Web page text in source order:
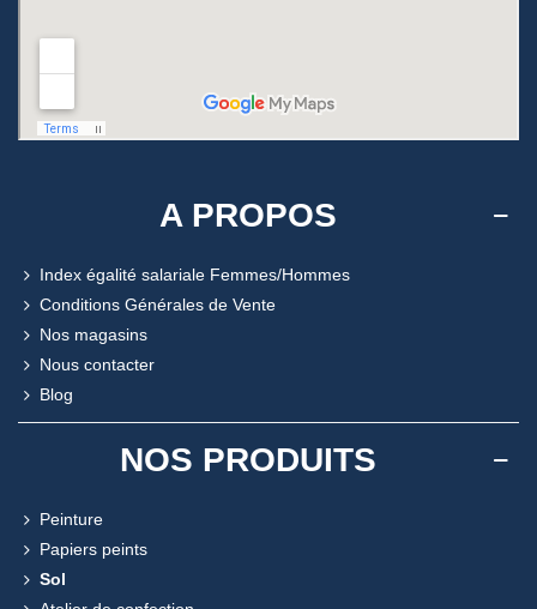
A PROPOS
Index égalité salariale Femmes/Hommes
Conditions Générales de Vente
Nos magasins
Nous contacter
Blog
NOS PRODUITS
Peinture
Papiers peints
Sol